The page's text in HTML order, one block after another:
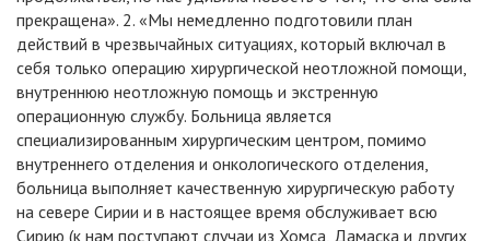
прекращена». 2. «Мы немедленно подготовили план
действий в чрезвычайных ситуациях, который включал в
себя только операцию хирургической неотложной помощи,
внутреннюю неотложную помощь и экстренную
операционную службу. Больница является
специализированным хирургическим центром, помимо
внутреннего отделения и онкологического отделения,
больница выполняет качественную хирургическую работу
на севере Сирии и в настоящее время обслуживает всю
Сирию (к нам поступают случаи из Хомса, Дамаска и других